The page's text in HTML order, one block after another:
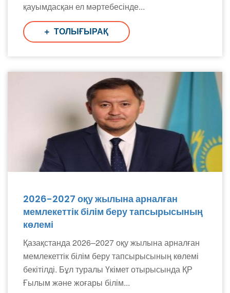
қауымдасқан ел мәртебесінде...
ТОЛЫҒЫРАҚ
2026-2027 оқу жылына арналған
мемлекеттік білім беру тапсырысының
көлемі
Қазақстанда 2026–2027 оқу жылына арналған
мемлекеттік білім беру тапсырысының көлемі
бекітілді. Бұл туралы Үкімет отырысында ҚР
Ғылым және жоғары білім...